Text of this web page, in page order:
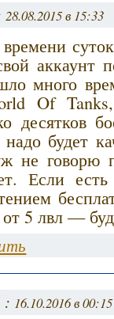
28.08.2015 в 15:33
аккаунт
много
Of
десятков
будет
не говорю
Если
5 лвл —
: 16.10.2016 в 00:15